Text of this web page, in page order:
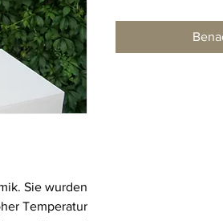
Sie wurden
Temperatur